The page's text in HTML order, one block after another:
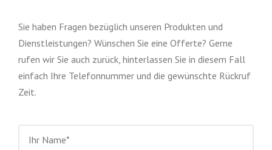
Sie haben Fragen bezüglich unseren Produkten und
Dienstleistungen? Wünschen Sie eine Offerte? Gerne
rufen wir Sie auch zurück, hinterlassen Sie in diesem Fall
einfach Ihre Telefonnummer und die gewünschte Rückruf
Zeit.